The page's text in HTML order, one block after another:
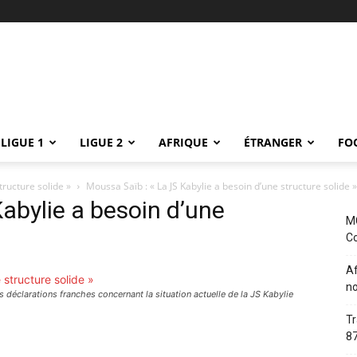
LIGUE 1 LIGUE 2 AFRIQUE ÉTRANGER
solide » Moussa Saïb : « La JS Kabylie a besoin d’une structure solide »
a besoin d’une
déclarations franches concernant la situation actuelle de la JS Kabylie